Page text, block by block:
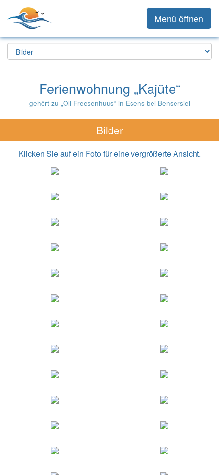
Menü öffnen
Ferienwohnung „Kajüte“
gehört zu „Oll Freesenhuus“ in Esens bei Bensersiel
Bilder
Klicken Sie auf ein Foto für eine vergrößerte Ansicht.